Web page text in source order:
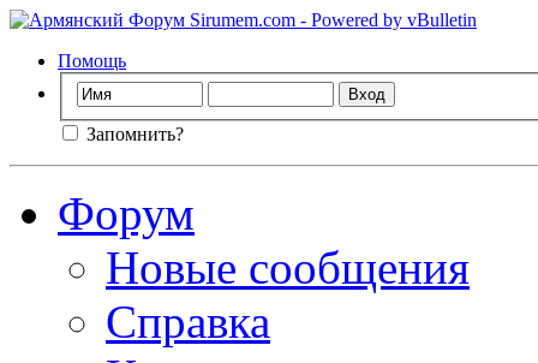
Помощь
Запомнить?
Форум
Новые сообщения
Справка